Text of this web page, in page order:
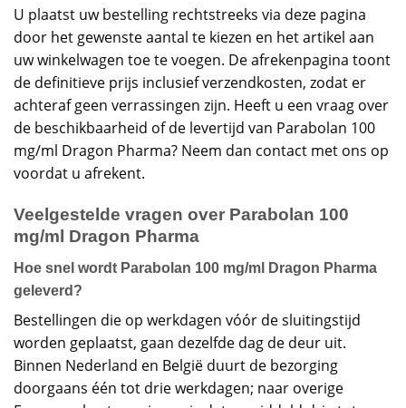
U plaatst uw bestelling rechtstreeks via deze pagina
door het gewenste aantal te kiezen en het artikel aan
uw winkelwagen toe te voegen. De afrekenpagina toont
de definitieve prijs inclusief verzendkosten, zodat er
achteraf geen verrassingen zijn. Heeft u een vraag over
de beschikbaarheid of de levertijd van Parabolan 100
mg/ml Dragon Pharma? Neem dan contact met ons op
voordat u afrekent.
Veelgestelde vragen over Parabolan 100
mg/ml Dragon Pharma
Hoe snel wordt Parabolan 100 mg/ml Dragon Pharma
geleverd?
Bestellingen die op werkdagen vóór de sluitingstijd
worden geplaatst, gaan dezelfde dag de deur uit.
Binnen Nederland en België duurt de bezorging
doorgaans één tot drie werkdagen; naar overige